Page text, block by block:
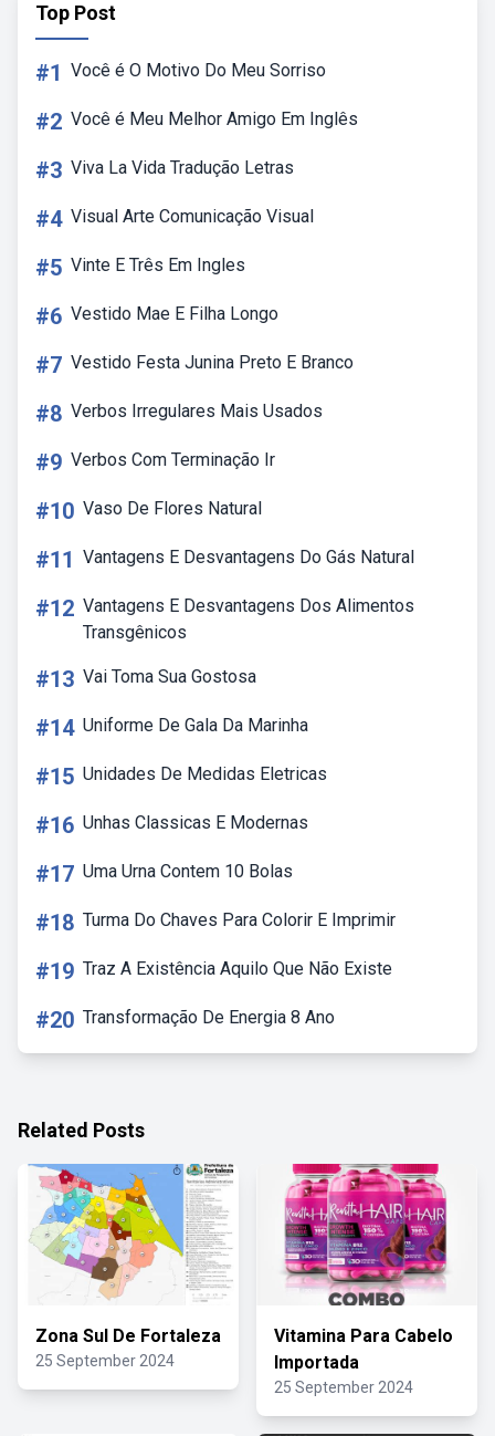
Top Post
#1 Você é O Motivo Do Meu Sorriso
#2 Você é Meu Melhor Amigo Em Inglês
#3 Viva La Vida Tradução Letras
#4 Visual Arte Comunicação Visual
#5 Vinte E Três Em Ingles
#6 Vestido Mae E Filha Longo
#7 Vestido Festa Junina Preto E Branco
#8 Verbos Irregulares Mais Usados
#9 Verbos Com Terminação Ir
#10 Vaso De Flores Natural
#11 Vantagens E Desvantagens Do Gás Natural
#12 Vantagens E Desvantagens Dos Alimentos
Transgênicos
#13 Vai Toma Sua Gostosa
#14 Uniforme De Gala Da Marinha
#15 Unidades De Medidas Eletricas
#16 Unhas Classicas E Modernas
#17 Uma Urna Contem 10 Bolas
#18 Turma Do Chaves Para Colorir E Imprimir
#19 Traz A Existência Aquilo Que Não Existe
#20 Transformação De Energia 8 Ano
Related Posts
Zona Sul De Fortaleza
25 September 2024
Vitamina Para Cabelo
Importada
25 September 2024